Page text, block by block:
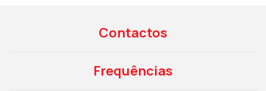
Contactos
Frequências